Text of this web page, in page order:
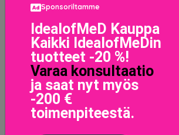
La Laque Couture Nail Polish 01
Sponsoriltamme
IdealofMeD Kauppa
Kaikki IdealofMeDin
tuotteet -20 %!
Varaa konsultaatio
ja saat nyt myös
-200 €
toimenpiteestä.